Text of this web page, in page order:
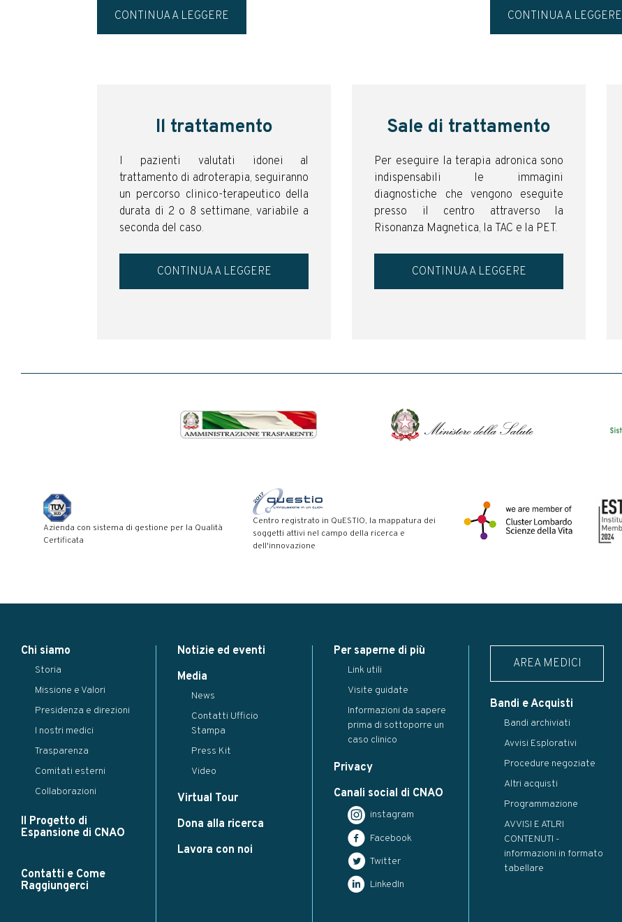
CONTINUA A LEGGERE CONTINUA A LEGGERE
Il trattamento
I pazienti valutati idonei al
trattamento di adroterapia, seguiranno
un percorso clinico-terapeutico della
durata di 2 o 8 settimane, variabile a
seconda del caso.
CONTINUA A LEGGERE
Sale di trattamento
Per eseguire la terapia adronica sono
indispensabili le immagini
diagnostiche che vengono eseguite
presso il centro attraverso la
Risonanza Magnetica, la TAC e la PET.
CONTINUA A LEGGERE
Azienda con sistema di gestione per la Qualità
Certificata
Centro registrato in QuESTIO, la mappatura dei
soggetti attivi nel campo della ricerca e
dell'innovazione
Chi siamo
Storia
Missione e Valori
Presidenza e direzioni
I nostri medici
Trasparenza
Comitati esterni
Collaborazioni
Il Progetto di
Espansione di CNAO
Contatti e Come
Raggiungerci
Notizie ed eventi
Media
News
Contatti Ufficio
Stampa
Press Kit
Video
Virtual Tour
Dona alla ricerca
Lavora con noi
Per saperne di più
Link utili
Visite guidate
Informazioni da sapere
prima di sottoporre un
caso clinico
Privacy
Canali social di CNAO
instagram
Facebook
Twitter
LinkedIn
AREA MEDICI
Bandi e Acquisti
Bandi archiviati
Avvisi Esplorativi
Procedure negoziate
Altri acquisti
Programmazione
AVVISI E ATLRI
CONTENUTI -
informazioni in formato
tabellare
Save changes